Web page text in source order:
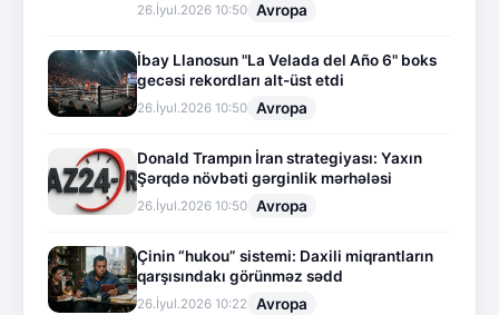
26.İyul.2026 10:50 Avropa
İbay Llanosun "La Velada del Año 6" boks
gecəsi rekordları alt-üst etdi
26.İyul.2026 10:50 Avropa
Donald Trampın İran strategiyası: Yaxın
Şərqdə növbəti gərginlik mərhələsi
26.İyul.2026 10:50 Avropa
Çinin “hukou” sistemi: Daxili miqrantların
qarşısındakı görünməz sədd
26.İyul.2026 10:22 Avropa